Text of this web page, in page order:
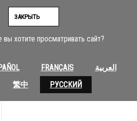
хотите просматривать сайт?
FRANÇAIS
العربية
繁中 РУССКИЙ
ЗАКРЫТЬ